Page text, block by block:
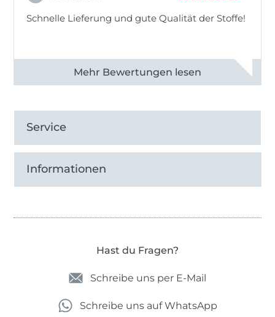
Schnelle Lieferung und gute Qualität der Stoffe!
Alle 82968 Bewertungen ansehen
Service
Informationen
Hast du Fragen?
Schreibe uns per E-Mail
Schreibe uns auf WhatsApp